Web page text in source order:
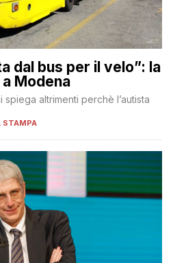
dal bus per il velo”: la
Modena
altrimenti perchè l’autista
STAMPA